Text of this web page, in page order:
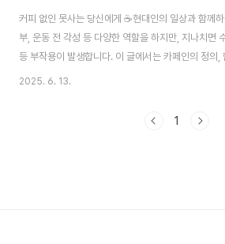
커피 없인 못사는 당신에게 ☕️현대인의 일상과 함께
부, 운동 전 각성 등 다양한 역할을 하지만, 지나치면
등 부작용이 발생합니다. 이 글에서는 카페인의 정의,
연구, 안전 섭취 전략까지 풍성하게 다룹니다.📋 목차
량 기준7. 안전하게 즐기는 법8. 최신 연구 인사이트
2025. 6. 13.
1